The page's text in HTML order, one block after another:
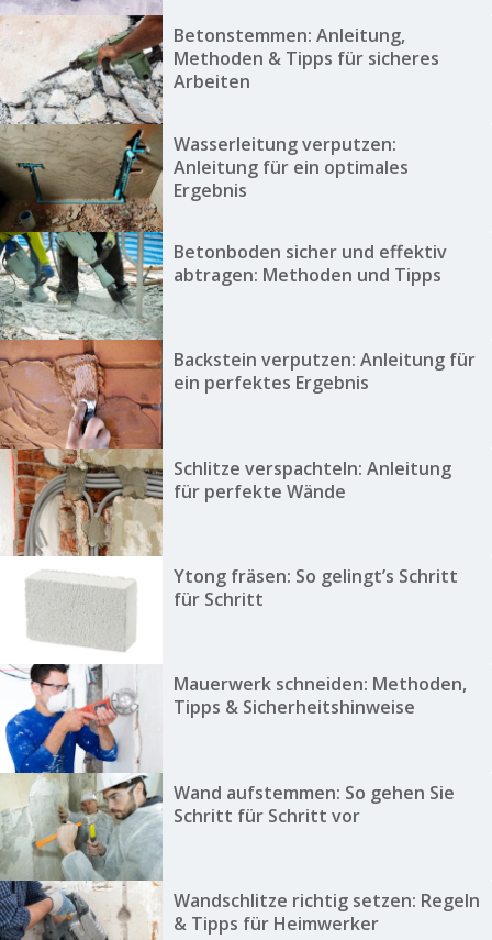
Betonstemmen: Anleitung,
Methoden & Tipps für sicheres
Arbeiten
Wasserleitung verputzen:
Anleitung für ein optimales
Ergebnis
Betonboden sicher und effektiv
abtragen: Methoden und Tipps
Backstein verputzen: Anleitung für
ein perfektes Ergebnis
Schlitze verspachteln: Anleitung
für perfekte Wände
Ytong fräsen: So gelingt’s Schritt
für Schritt
Mauerwerk schneiden: Methoden,
Tipps & Sicherheitshinweise
Wand aufstemmen: So gehen Sie
Schritt für Schritt vor
Wandschlitze richtig setzen: Regeln
& Tipps für Heimwerker